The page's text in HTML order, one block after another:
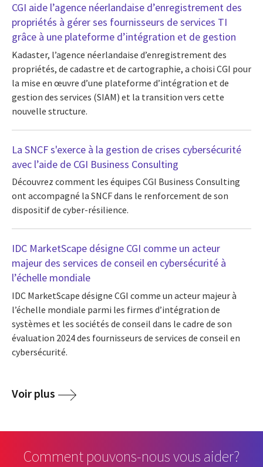
CGI aide l’agence néerlandaise d’enregistrement des
propriétés à gérer ses fournisseurs de services TI
grâce à une plateforme d’intégration et de gestion
Kadaster, l’agence néerlandaise d’enregistrement des
propriétés, de cadastre et de cartographie, a choisi CGI pour
la mise en œuvre d’une plateforme d’intégration et de
gestion des services (SIAM) et la transition vers cette
nouvelle structure.
La SNCF s'exerce à la gestion de crises cybersécurité
avec l’aide de CGI Business Consulting
Découvrez comment les équipes CGI Business Consulting
ont accompagné la SNCF dans le renforcement de son
dispositif de cyber-résilience.
IDC MarketScape désigne CGI comme un acteur
majeur des services de conseil en cybersécurité à
l’échelle mondiale
IDC MarketScape désigne CGI comme un acteur majeur à
l’échelle mondiale parmi les firmes d’intégration de
systèmes et les sociétés de conseil dans le cadre de son
évaluation 2024 des fournisseurs de services de conseil en
cybersécurité.
Voir plus
Comment pouvons-nous vous aider?